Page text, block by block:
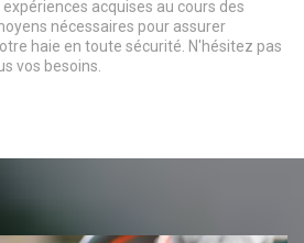
acquises au cours des
nécessaires pour assurer
haie en toute sécurité. N'hésitez pas
vos besoins.